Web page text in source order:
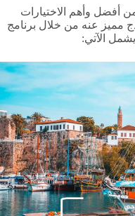
أفضل وأهم الاختيارات
مميز عنه من خلال برنامج